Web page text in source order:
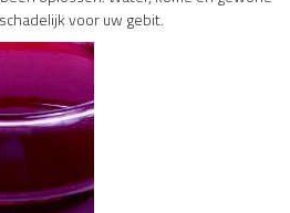
voor uw gebit.